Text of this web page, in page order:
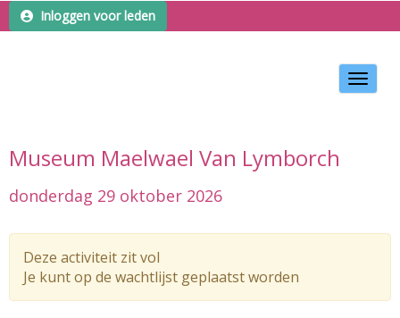
Inloggen voor leden
Toggle
Museum Maelwael Van Lymborch
donderdag 29 oktober 2026
Deze activiteit zit vol
Je kunt op de wachtlijst geplaatst worden